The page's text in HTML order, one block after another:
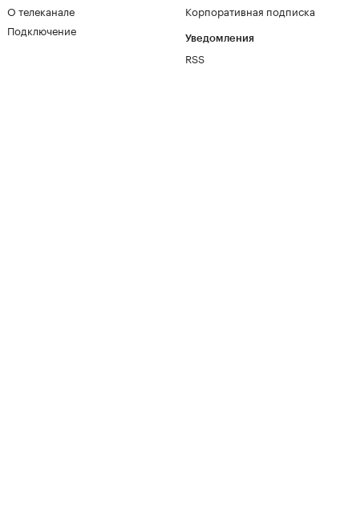
О телеканале
Подключение
Корпоративная подписка
Уведомления
RSS